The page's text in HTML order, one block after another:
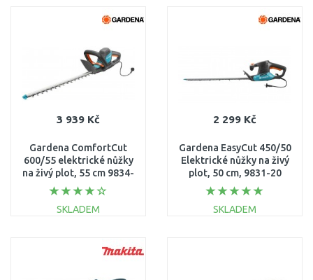
3 939 Kč
Gardena ComfortCut
600/55 elektrické nůžky
na živý plot, 55 cm 9834-
20
SKLADEM
2 299 Kč
Gardena EasyCut 450/50
Elektrické nůžky na živý
plot, 50 cm, 9831-20
SKLADEM